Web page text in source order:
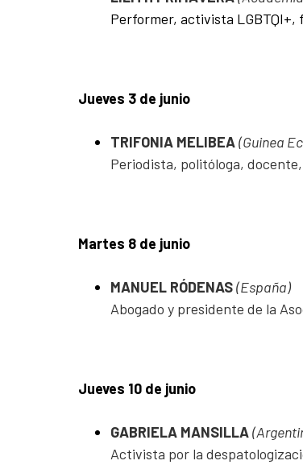
Performer, activista
Jueves 3 de junio
TRIFONIA MELIBEA(Guinea
Periodista, politóloga,
Martes 8 de junio
MANUEL RÓDENAS(España)
Abogado y presidente de la
Jueves 10 de junio
GABRIELA MANSILLA
Activista por la